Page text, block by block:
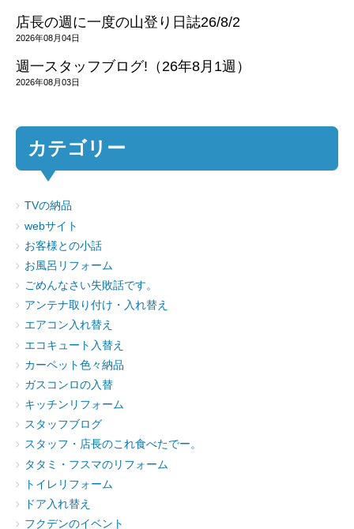
店長の週に一度の山登り日誌26/8/2
2026年08月04日
週一スタッフブログ!（26年8月1週）
2026年08月03日
カテゴリー
TVの納品
webサイト
お客様との小話
お風呂リフォーム
ごめんなさい失敗話です。
アンテナ取り付け・入れ替え
エアコン入れ替え
エコキュート入替え
カーペット色々納品
ガスコンロの入替
キッチンリフォーム
スタッフブログ
スタッフ・店長のこれ食べたでー。
タタミ・フスマのリフォーム
トイレリフォーム
ドア入れ替え
フクデンのイベント